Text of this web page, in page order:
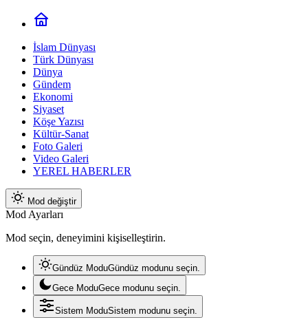
İslam Dünyası
Türk Dünyası
Dünya
Gündem
Ekonomi
Siyaset
Köşe Yazısı
Kültür-Sanat
Foto Galeri
Video Galeri
YEREL HABERLER
Mod değiştir
Mod Ayarları
Mod seçin, deneyimini kişiselleştirin.
Gündüz ModuGündüz modunu seçin.
Gece ModuGece modunu seçin.
Sistem ModuSistem modunu seçin.